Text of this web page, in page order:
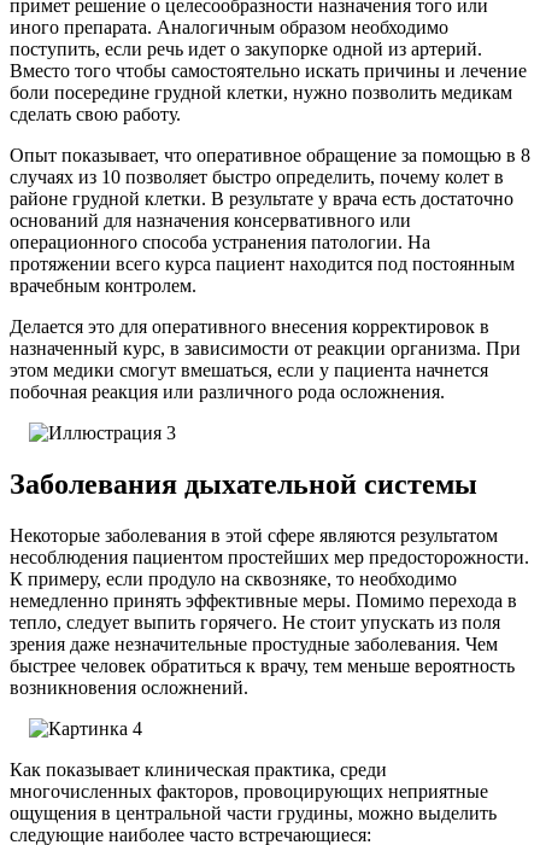
примет решение о целесообразности назначения того или
иного препарата. Аналогичным образом необходимо
поступить, если речь идет о закупорке одной из артерий.
Вместо того чтобы самостоятельно искать причины и лечение
боли посередине грудной клетки, нужно позволить медикам
сделать свою работу.
Опыт показывает, что оперативное обращение за помощью в 8
случаях из 10 позволяет быстро определить, почему колет в
районе грудной клетки. В результате у врача есть достаточно
оснований для назначения консервативного или
операционного способа устранения патологии. На
протяжении всего курса пациент находится под постоянным
врачебным контролем.
Делается это для оперативного внесения корректировок в
назначенный курс, в зависимости от реакции организма. При
этом медики смогут вмешаться, если у пациента начнется
побочная реакция или различного рода осложнения.
Заболевания дыхательной системы
Некоторые заболевания в этой сфере являются результатом
несоблюдения пациентом простейших мер предосторожности.
К примеру, если продуло на сквозняке, то необходимо
немедленно принять эффективные меры. Помимо перехода в
тепло, следует выпить горячего. Не стоит упускать из поля
зрения даже незначительные простудные заболевания. Чем
быстрее человек обратиться к врачу, тем меньше вероятность
возникновения осложнений.
Как показывает клиническая практика, среди
многочисленных факторов, провоцирующих неприятные
ощущения в центральной части грудины, можно выделить
следующие наиболее часто встречающиеся: